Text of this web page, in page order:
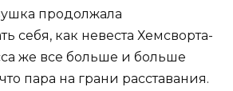
продолжала
себя, как невеста Хемсворта-
же все больше и больше
пара на грани расставания.